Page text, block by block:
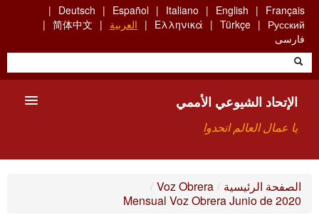
Skip
main
content
Français
English
Italiano
Español
Deutsch
Русский
Türkçe
Ελληνικά العربية
简体中文
فارسی
الإتحاد الشيوعي الأممي
يا عمال العالم اتحدوا
من نحن؟
الصفحة الرئيسية /
Voz Obrera
/
Mensual Voz Obrera Junio de 2020